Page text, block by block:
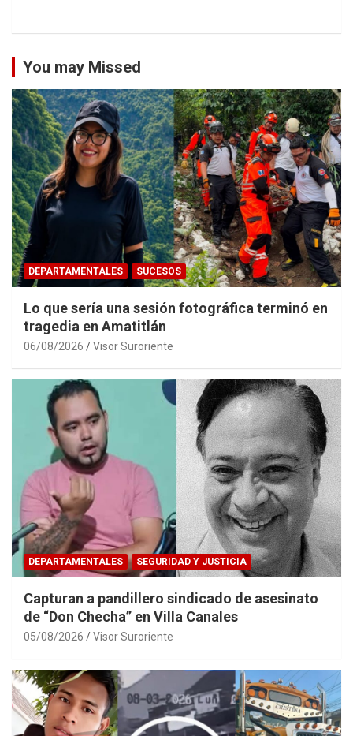
You may Missed
DEPARTAMENTALES SUCESOS
Lo que sería una sesión fotográfica terminó en
tragedia en Amatitlán
06/08/2026 Visor Suroriente
DEPARTAMENTALES SEGURIDAD Y JUSTICIA
Capturan a pandillero sindicado de asesinato
de “Don Checha” en Villa Canales
05/08/2026 Visor Suroriente